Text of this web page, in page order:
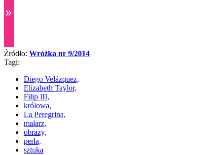
Źródło: Wróżka nr 9/2014
Tagi:
Diego Velázquez,
Elizabeth Taylor,
Filip III,
królowa,
La Peregrina,
malarz,
obrazy,
perła,
sztuka